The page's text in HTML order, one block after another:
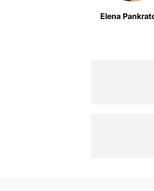
Elena